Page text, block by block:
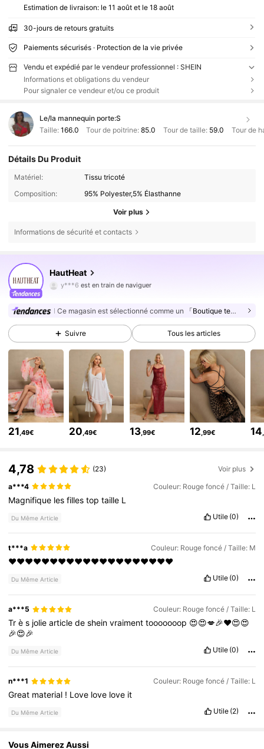
Estimation de livraison: le 11 août et le 18 août
30-jours de retours gratuits
Paiements sécurisés · Protection de la vie privée
Vendu et expédié par le vendeur professionnel : SHEIN
Informations et obligations du vendeur
Pour signaler ce vendeur et/ou ce produit
Le/la mannequin porte:S
Taille: 166.0 Tour de poitrine:85.0 Tour de taille: 59.0 Tour de
Détails Du Produit
Matériel:
Tissu tricoté
Composition:
95% Polyester,5% Élasthanne
Voir plus
Informations de sécurité et contacts
HautHeat
4,82
23K Suiveurs
y***6 est en train de naviguer
4,82 23K Suiveurs
4,82 23K Suiveurs
4,82 23K Suiveurs
23K Suiveurs
4,82 23K Suiveurs
4,82 23K Suiveurs
4,82 23K Suiveurs
Ce magasin est sélectionné comme un 「Boutique tendance」
Suivre Tous les articles
21,49€ 20,49€ 13,99€ 12,99€ 14
4,78 (23) Voir plus
a***4 Couleur: Rouge foncé / Taille: L
Magnifique lesfillestoptaille L
Du Même Article Utile (0)
t***a Couleur: Rouge foncé / Taille: M
❤️❤️❤️❤️❤️❤️❤️❤️❤️❤️❤️❤️❤️❤️❤️❤️❤️❤️❤️❤️
Du Même Article Utile (0)
a***5 Couleur: Rouge foncé / Taille: L
Très joliearticledesheinvraimenttooooooop 😍😍💋🎉❤️😍😍
🎉😍🎉
Du Même Article Utile (0)
n***1 Couleur: Rouge foncé / Taille: L
Great material ! Love love love it
Du Même Article Utile (2)
Vous Aimerez Aussi